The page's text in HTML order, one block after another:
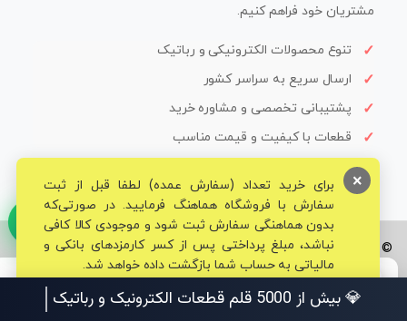
مشتریان خود فراهم کنیم.
تنوع محصولات الکترونیکی و رباتیک
ارسال سریع به سراسر کشور
پشتیبانی تخصصی و مشاوره خرید
قطعات با کیفیت و قیمت مناسب
© تمامی حقوق برای فروشگاه تخصصی قم الکترونیک محفوظ می‌باشد.
برای خرید تعداد (سفارش عمده) لطفا قبل از ثبت
سفارش با فروشگاه هماهنگ فرمایید. در صورتی‌که
بدون هماهنگی سفارش ثبت شود و موجودی کالا کافی
نباشد، مبلغ پرداختی پس از کسر کارمزدهای بانکی و
مالیاتی به حساب شما بازگشت داده خواهد شد.
×
💎 بیش از 5000 قلم قطعات الکترو